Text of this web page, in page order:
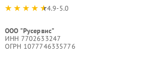
4.9-5.0
ООО "Русервис"
ИНН 7702633247
ОГРН 1077746335776